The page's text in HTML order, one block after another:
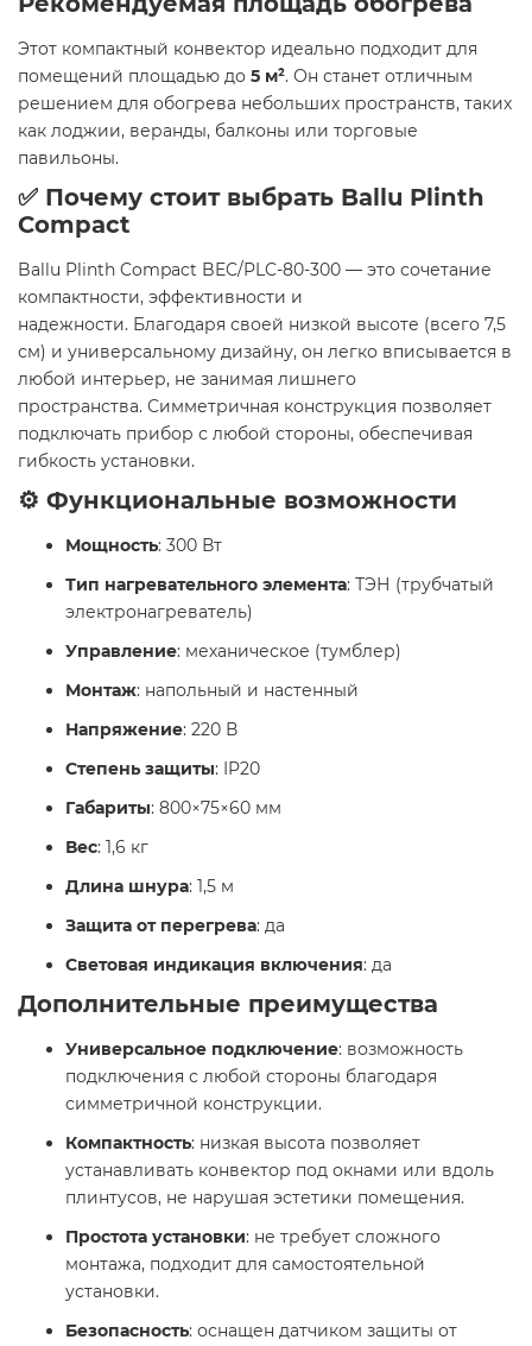
Этот компактный конвектор идеально подходит для
помещений площадью до 5 м². Он станет отличным
решением для обогрева небольших пространств, таких
как лоджии, веранды, балконы или торговые
павильоны. ​
✅ Почему стоит выбрать Ballu Plinth
Compact
Ballu Plinth Compact BEC/PLC-80-300 — это сочетание
компактности, эффективности и
надежности. Благодаря своей низкой высоте (всего 7,5
см) и универсальному дизайну, он легко вписывается в
любой интерьер, не занимая лишнего
пространства. Симметричная конструкция позволяет
подключать прибор с любой стороны, обеспечивая
гибкость установки. ​
⚙️ Функциональные возможности
Мощность: 300 Вт
Тип нагревательного элемента: ТЭН (трубчатый
электронагреватель)
Управление: механическое (тумблер)
Монтаж: напольный и настенный
Напряжение: 220 В
Степень защиты: IP20
Габариты: 800×75×60 мм
Вес: 1,6 кг
Длина шнура: 1,5 м
Защита от перегрева: да
Световая индикация включения: да​
Дополнительные преимущества
Универсальное подключение: возможность
подключения с любой стороны благодаря
симметричной конструкции.
Компактность: низкая высота позволяет
устанавливать конвектор под окнами или вдоль
плинтусов, не нарушая эстетики помещения.
Простота установки: не требует сложного
монтажа, подходит для самостоятельной
установки.
Безопасность: оснащен датчиком защиты от